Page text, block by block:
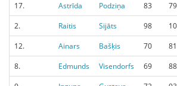
17.
Astrīda Podziņa 83 79
2.
Raitis Sijāts 98
12.
Ainars Bašķis 70 81
8.
Edmunds Visendorfs 69 88